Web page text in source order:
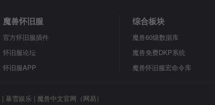
魔兽怀旧服
官方怀旧服插件
怀旧服论坛
怀旧服APP
综合板块
魔兽60级数据库
魔兽免费DKP系统
魔兽怀旧服宏命令库
| 暴雪娱乐 | 魔兽中文官网（网易）